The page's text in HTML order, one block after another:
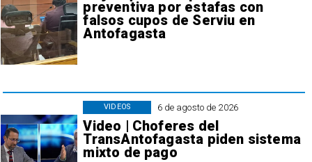
preventiva por estafas con
falsos cupos de Serviu en
Antofagasta
6 de agosto de 2026
Video | Choferes del
TransAntofagasta piden sistema
mixto de pago
VIDEOS